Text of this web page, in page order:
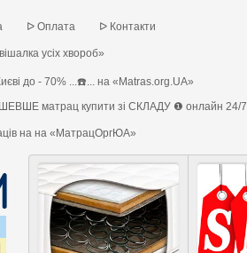
ᐅ Оплата ᐅ Контакти
усіх хвороб»
до - 70% ...☎️... на «Matras.org.UA»
матрац купити зі СКЛАДУ ❶ онлайн 24/7
на на «МатрацОргЮА»